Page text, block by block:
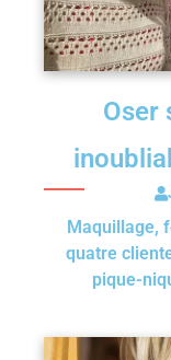
Oser
Maquillage,
quatre
pique-